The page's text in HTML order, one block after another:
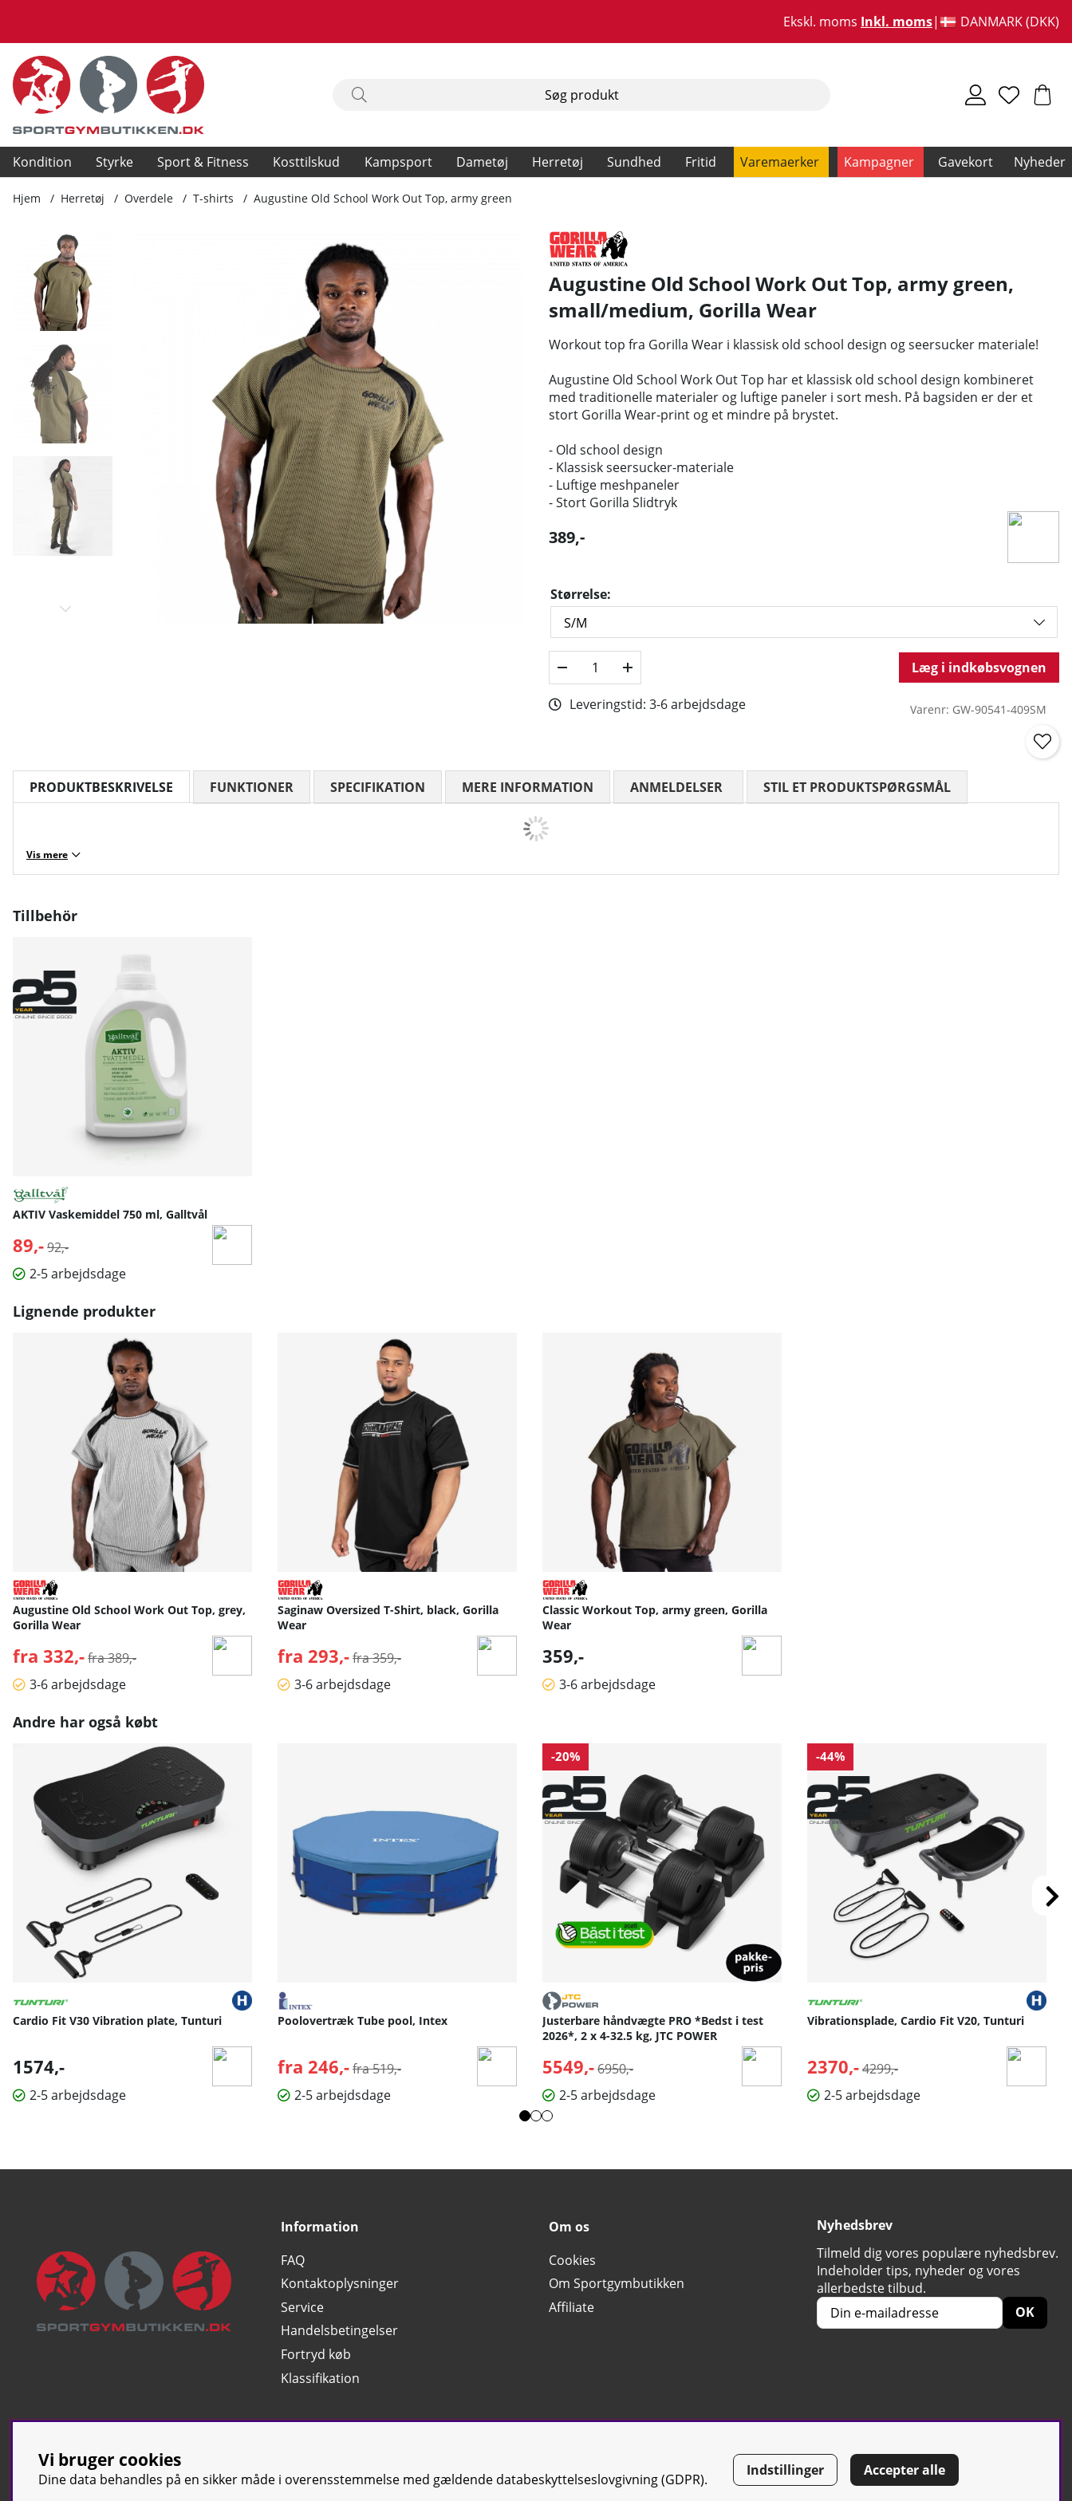
Ekskl. moms Inkl. moms DANMARK (DKK)
Kondition Styrke Sport & Fitness Kosttilskud Kampsport Dametøj Herretøj Sundhed Fritid Varemaerker Kampagner Gavekort Nyheder
Hjem Herretøj Overdele T-shirts Augustine Old School Work Out Top, army green
Produktbilleder Augustine Old School Work Out Top, army green
Augustine Old School Work Out Top, army green,
small/medium, Gorilla Wear
Workout top fra Gorilla Wear i klassisk old school design og seersucker materiale!
Augustine Old School Work Out Top har et klassisk old school design kombineret
med traditionelle materialer og luftige paneler i sort mesh. På bagsiden er der et
stort Gorilla Wear-print og et mindre på brystet.
- Old school design
- Klassisk seersucker-materiale
- Luftige meshpaneler
- Stort Gorilla Slidtryk
389,-
Størrelse:
Læg i indkøbsvognen
Leveringstid: 3-6 arbejdsdage Varenr: GW-90541-409SM
PRODUKTBESKRIVELSE
Vis mere
FUNKTIONER SPECIFIKATION MERE INFORMATION ANMELDELSER GENNEMSNITLIG VURDERING 0 UD AF 5 ANTAL
STIL ET PRODUKTSPØRGSMÅL
Tillbehör
AKTIV Vaskemiddel 750 ml, Galltvål
89,- Normalpris:
92,-
2-5 arbejdsdage
Lignende produkter
Augustine Old School Work Out Top, grey,
Gorilla Wear
fra 332,-Normalpris:
fra 389,-
3-6 arbejdsdage
Saginaw Oversized T-Shirt, black, Gorilla
Wear
fra 293,-Normalpris:
fra 359,-
3-6 arbejdsdage
Classic Workout Top, army green, Gorilla
Wear
359,-
3-6 arbejdsdage
Andre har også købt
Cardio Fit V30 Vibration plate, Tunturi
1574,-
2-5 arbejdsdage
Poolovertræk Tube pool, Intex
fra 246,-Normalpris:
fra 519,-
2-5 arbejdsdage
-20%
Justerbare håndvægte PRO *Bedst i test
2026*, 2 x 4-32.5 kg, JTC POWER
5549,- Normalpris:
6950,-
2-5 arbejdsdage
-44%
Vibrationsplade, Cardio Fit V20, Tunturi
2370,- Normalpris:
4299,-
2-5 arbejdsdage
Information
FAQ
Kontaktoplysninger
Service
Handelsbetingelser
Fortryd køb
Klassifikation
Om os
Cookies
Om Sportgymbutikken
Affiliate
Nyhedsbrev
Tilmeld dig vores populære nyhedsbrev.
Indeholder tips, nyheder og vores
allerbedste tilbud.
OK
© Sport & Gym Butiken JTC AB |Kontakt os | All rights reserved | Org.nr:(svensk tilsvarende CVR-nummer) 556668-7058 | Tel: +46 500-42 87 00
Vi bruger cookies
Dine data behandles på en sikker måde i overensstemmelse med gældende databeskyttelseslovgivning (GDPR).
Indstillinger Accepter alle